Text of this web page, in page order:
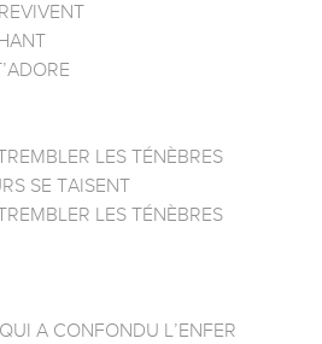
LES TÉNÈBRES
SE TAISENT
LES TÉNÈBRES
A CONFONDU L’ENFER